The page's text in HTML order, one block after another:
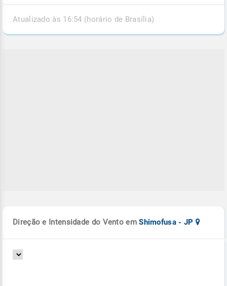
Atualizado às 16:54 (horário de Brasília)
Direção e Intensidade do Vento emShimofusa - JP